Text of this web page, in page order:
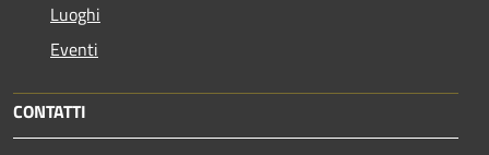
Luoghi
Eventi
CONTATTI